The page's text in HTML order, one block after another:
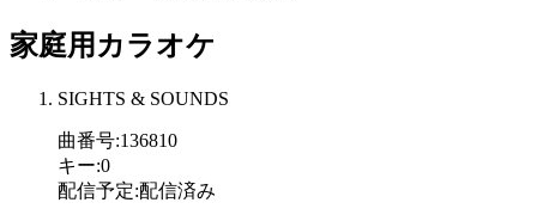
家庭用カラオケ
SIGHTS & SOUNDS
曲番号:136810
キー:0
配信予定:配信済み